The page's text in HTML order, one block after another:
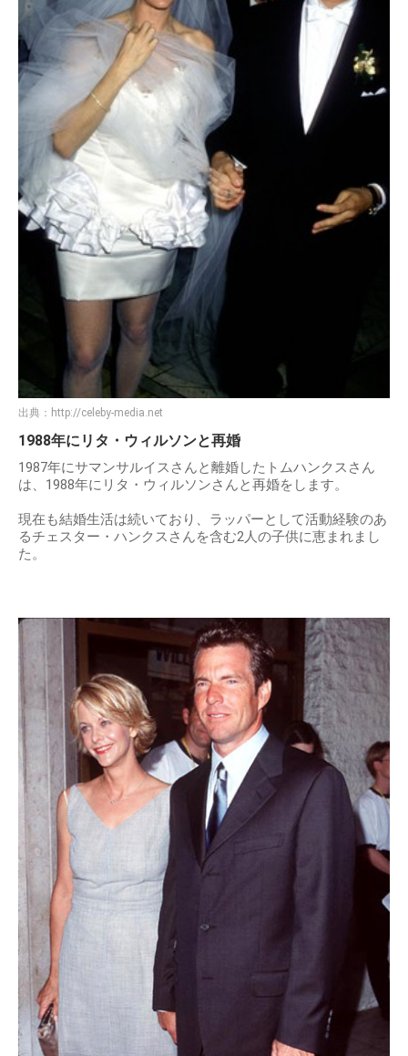
出典： http://celeby-media.net
1988年にリタ・ウィルソンと再婚
1987年にサマンサルイスさんと離婚したトムハンクスさん
は、1988年にリタ・ウィルソンさんと再婚をします。
現在も結婚生活は続いており、ラッパーとして活動経験のあ
るチェスター・ハンクスさんを含む2人の子供に恵まれまし
た。